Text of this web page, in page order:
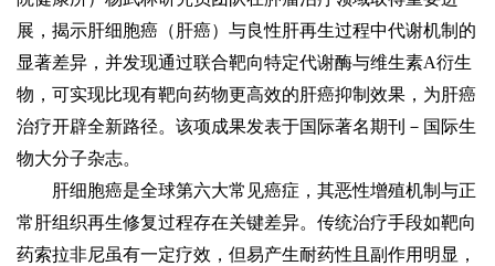
展，揭示肝细胞癌（肝癌）与良性肝再生过程中代谢机制的
显著差异，并发现通过联合靶向特定代谢酶与维生素A衍生
物，可实现比现有靶向药物更高效的肝癌抑制效果，为肝癌
治疗开辟全新路径。该项成果发表于国际著名期刊－国际生
物大分子杂志。
肝细胞癌是全球第六大常见癌症，其恶性增殖机制与正
常肝组织再生修复过程存在关键差异。传统治疗手段如靶向
药索拉非尼虽有一定疗效，但易产生耐药性且副作用明显，